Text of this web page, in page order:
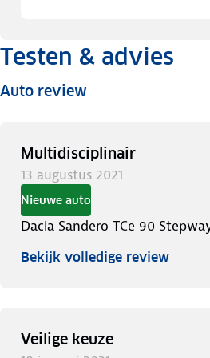
Testen & advies
Auto review
Multidisciplinair
13 augustus 2021
Nieuwe auto
Dacia Sandero TCe 90
Bekijk volledige review
Veilige keuze